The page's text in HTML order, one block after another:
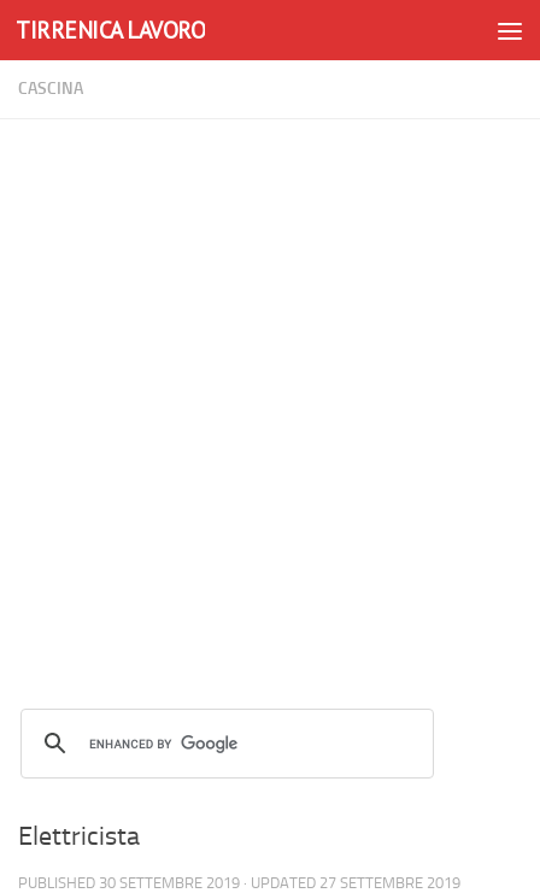
Skip to content
TIRRENICA LAVORO
CASCINA
Elettricista
PUBLISHED 30 SETTEMBRE 2019 · UPDATED 27 SETTEMBRE 2019